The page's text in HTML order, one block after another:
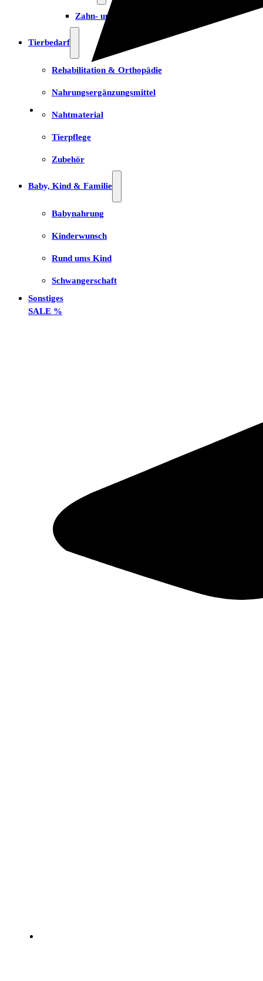
Zahn- und Mundpflege
Tierbedarf
Rehabilitation & Orthopädie
Nahrungsergänzungsmittel
Nahtmaterial
Tierpflege
Zubehör
Baby, Kind & Familie
Babynahrung
Kinderwunsch
Rund ums Kind
Schwangerschaft
Sonstiges
SALE %